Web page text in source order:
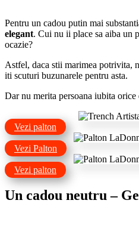
Pentru un cadou putin mai
elegant. Cui nu ii place sa aiba un
ocazie?
Astfel, daca stii marimea potrivita,
iti scuturi buzunarele pentru asta.
Dar nu merita persoana iubita orice
Vezi palton
Vezi Palton
Vezi palton
Un cadou neutru –